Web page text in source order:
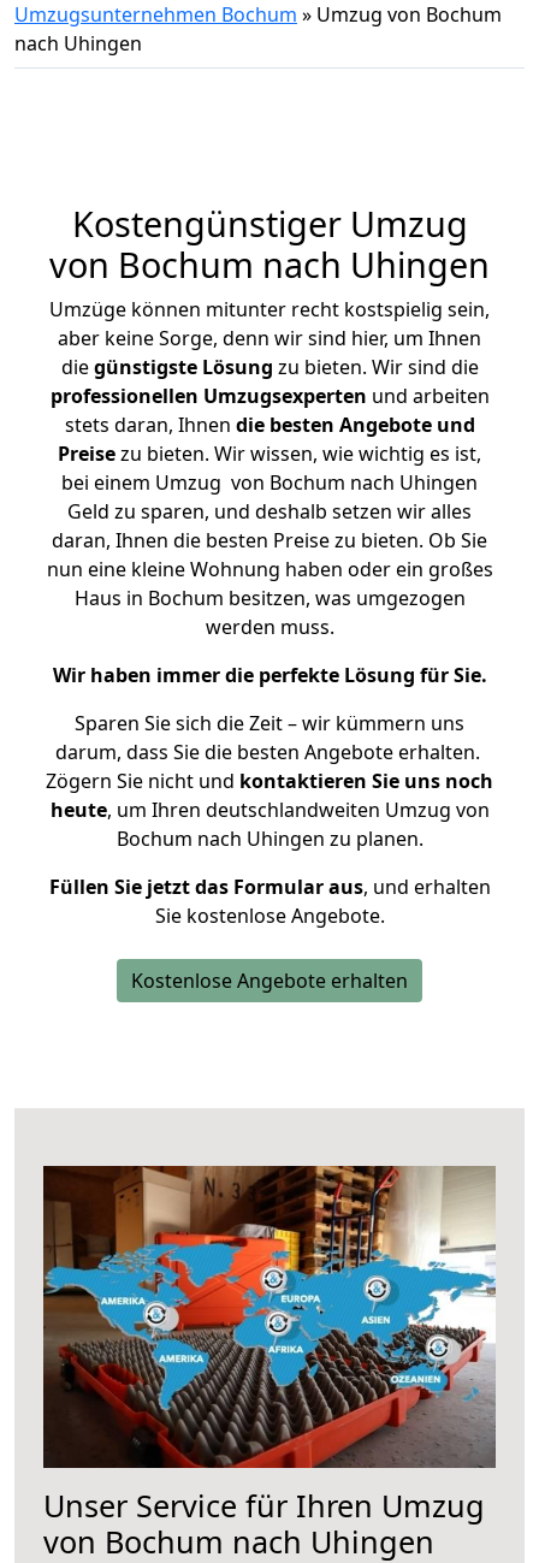
Umzugsunternehmen Bochum » Umzug von Bochum
nach Uhingen
Kostengünstiger Umzug
von Bochum nach Uhingen
Umzüge können mitunter recht kostspielig sein,
aber keine Sorge, denn wir sind hier, um Ihnen
diegünstigste Lösung zu bieten. Wir sind die
professionellen Umzugsexperten und arbeiten
stets daran, Ihnen die besten Angebote und
Preisezu bieten. Wir wissen, wie wichtig es ist,
bei einem Umzug von Bochum nach Uhingen
Geld zu sparen, und deshalb setzen wir alles
daran, Ihnen die besten Preise zu bieten. Ob Sie
nun eine kleine Wohnung haben oder ein großes
Haus in Bochum besitzen, was umgezogen
werden muss.
Wir haben immer die perfekte Lösung für Sie.
Sparen Sie sich die Zeit – wir kümmern uns
darum, dass Sie die besten Angebote erhalten.
Zögern Sie nicht und kontaktieren Sie uns noch
heute, um Ihren deutschlandweiten Umzug von
Bochum nach Uhingen zu planen.
Füllen Sie jetzt das Formular aus, und erhalten
Sie kostenlose Angebote.
Kostenlose Angebote erhalten
Unser Service für Ihren Umzug
von Bochum nach Uhingen